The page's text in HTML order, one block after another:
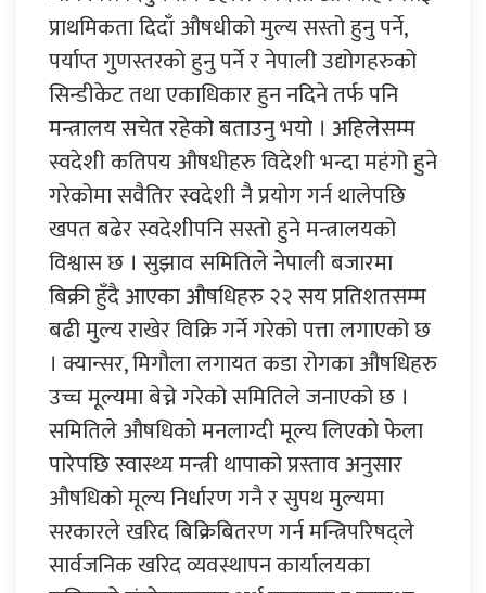
प्राथमिकता दिदाँ औषधीको मुल्य सस्तो हुनु पर्ने,
पर्याप्त गुणस्तरको हुनु पर्ने र नेपाली उद्योगहरुको
सिन्डीकेट तथा एकाधिकार हुन नदिने तर्फ पनि
मन्त्रालय सचेत रहेको बताउनु भयो । अहिलेसम्म
स्वदेशी कतिपय औषधीहरु विदेशी भन्दा महंगो हुने
गरेकोमा सवैतिर स्वदेशी नै प्रयोग गर्न थालेपछि
खपत बढेर स्वदेशीपनि सस्तो हुने मन्त्रालयको
विश्वास छ । सुझाव समितिले नेपाली बजारमा
बिक्री हुँदै आएका औषधिहरु २२ सय प्रतिशतसम्म
बढी मुल्य राखेर विक्रि गर्ने गरेको पत्ता लगाएको छ
। क्यान्सर, मिगौला लगायत कडा रोगका औषधिहरु
उच्च मूल्यमा बेच्ने गरेको समितिले जनाएको छ ।
समितिले औषधिको मनलाग्दी मूल्य लिएको फेला
पारेपछि स्वास्थ्य मन्त्री थापाको प्रस्ताव अनुसार
औषधिको मूल्य निर्धारण गनै र सुपथ मुल्यमा
सरकारले खरिद बिक्रिबितरण गर्न मन्त्रिपरिषद्ले
सार्वजनिक खरिद व्यवस्थापन कार्यालयका